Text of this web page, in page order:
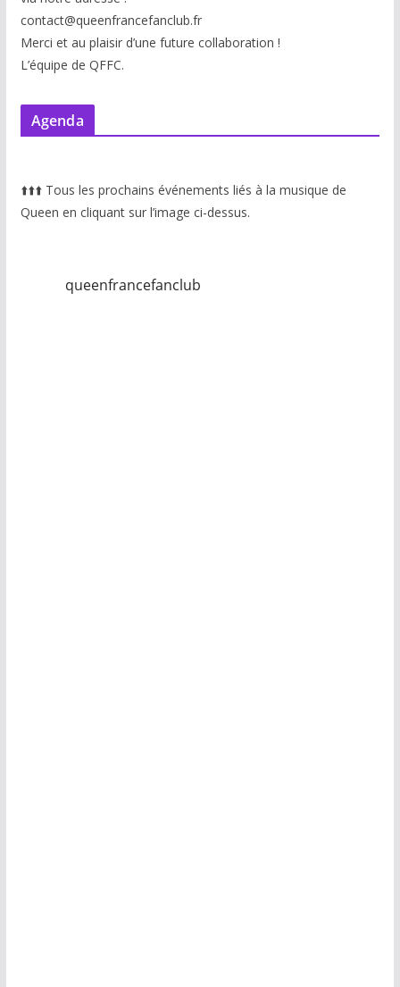
contact@queenfrancefanclub.fr
Merci et au plaisir d’une future collaboration !
L’équipe de QFFC.
Agenda
⬆️⬆️⬆️ Tous les prochains événements liés à la musique de
Queen en cliquant sur l’image ci-dessus.
queenfrancefanclub